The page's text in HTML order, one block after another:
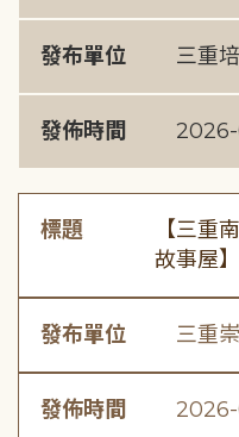
發布單位 三重
發佈時間
標題
【三重
故事屋】
發布單位 三重
發佈時間